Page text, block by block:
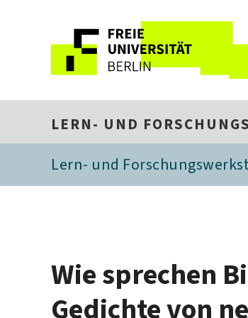
LERN- UND
Lern- und
Wie sprechen
Gedichte von